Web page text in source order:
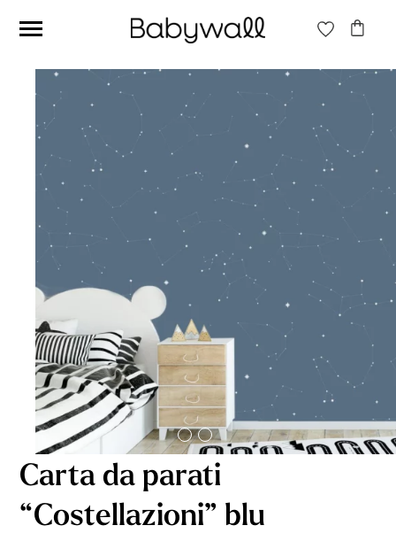
Carta da parati
“Costellazioni” blu